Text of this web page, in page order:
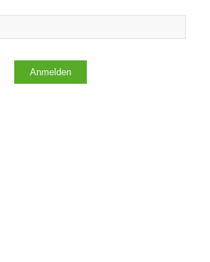
Anmelden